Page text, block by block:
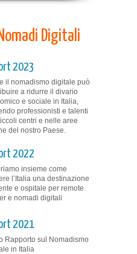
Digitali
2023
il nomadismo digitale può
a ridurre il divario
e sociale in Italia,
professionisti e talenti
centri e nelle aree
del nostro Paese.
2022
insieme come
l’Italia una destinazione
e ospitale per remote
e nomadi digitali
2021
Rapporto sul Nomadismo
in Italia